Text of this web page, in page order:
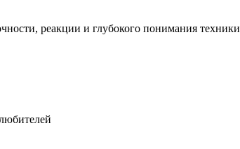
реакции и глубокого понимания техники